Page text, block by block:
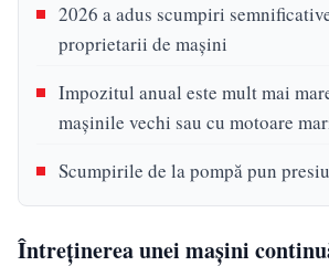
2026 a adus scumpiri
proprietarii de mașini
Impozitul anual este mult mai
mașinile vechi sau cu motoare
Scumpirile de la pompă pun
Întreținerea unei mașini